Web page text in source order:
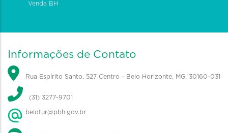
Venda BH
Informações de Contato
Rua Espírito Santo, 527 Centro - Belo Horizonte, MG, 30160-031
(31) 3277-9701
belotur@pbh.gov.br